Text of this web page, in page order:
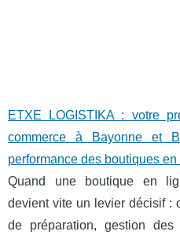
ETXE LOGISTIKA : votre
commerce à Bayonne et
performance des boutiques
Quand une boutique en
devient vite un levier décisif :
de préparation, gestion des